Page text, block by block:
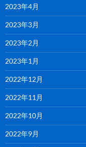
2023年4月
2023年3月
2023年2月
2023年1月
2022年12月
2022年11月
2022年10月
2022年9月